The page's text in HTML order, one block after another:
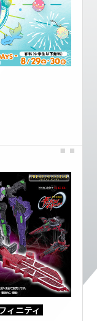
ィニティ